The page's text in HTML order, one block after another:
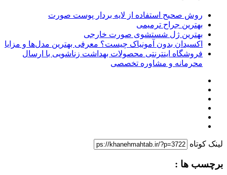
روش صحیح استفاده از لایه بردار پوست صورت
بهترین جراح ترمیمی
بهترین ژل شستشوی صورت خارجی
اکسیدان بدون آمونیاک چیست؟ معرفی بهترین مدل‌ها و مزایا
فروشگاه اینترنتی محصولات بهداشت زناشویی با ارسال
محرمانه و مشاوره تخصصی
لینک کوتاه
برچسب ها :